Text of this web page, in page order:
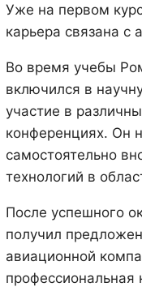
Уже на первом
карьера связана с
Во время учебы
включился в
участие в
конференциях. Он
самостоятельно
технологий в
После успешного
получил
авиационной
профессиональная